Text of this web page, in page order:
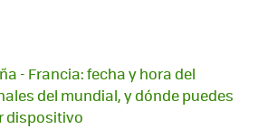
- Francia: fecha y hora del
del mundial, y dónde puedes
dispositivo